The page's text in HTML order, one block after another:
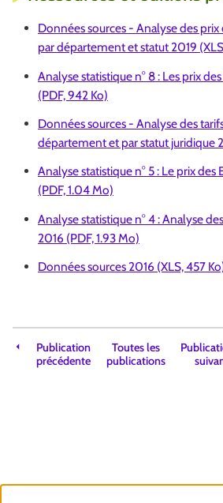
Données sources - Analyse des prix
par département et statut 2019
Analyse statistique n° 8 : Les prix
(PDF, 942 Ko)
Données sources - Analyse des
département et par statut juridique
Analyse statistique n° 5 : Le prix des
(PDF, 1.04 Mo)
Analyse statistique n° 4 : Analyse
2016 (PDF, 1.93 Mo)
Données sources 2016 (XLS, 457
Publication
précédente
Toutes les
publications